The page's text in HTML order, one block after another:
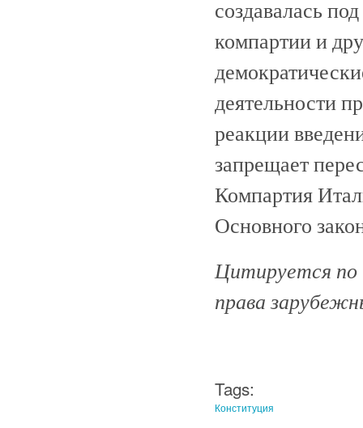
создавалась
компартии и
деятельности
реакции
запрещает
Компартия
Основного
Цитируется по
права
Tags:
Конституция